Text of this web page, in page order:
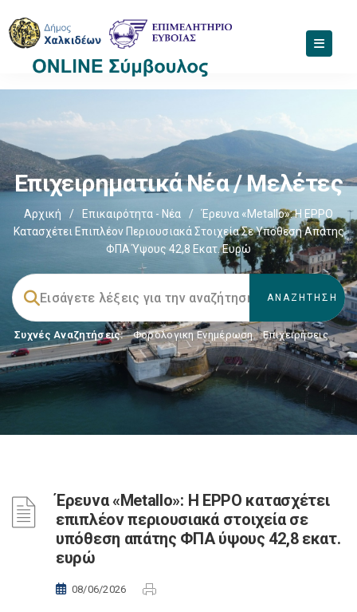
Επιχειρηματικά Νέα / Μελέτες
Αρχική / Επικαιρότητα - Νέα /
Έρευνα «Metallo»: Η EPPO
Κατασχέτει Επιπλέον Περιουσιακά Στοιχεία Σε Υπόθεση Απάτης
ΦΠΑ Ύψους 42,8 Εκατ. Ευρώ
Συχνές Αναζητήσεις: Φορολογικη Ενημέρωση, Επιχειρήσεις
Έρευνα «Metallo»: Η EPPO κατασχέτει
επιπλέον περιουσιακά στοιχεία σε
υπόθεση απάτης ΦΠΑ ύψους 42,8 εκατ.
ευρώ
08/06/2026